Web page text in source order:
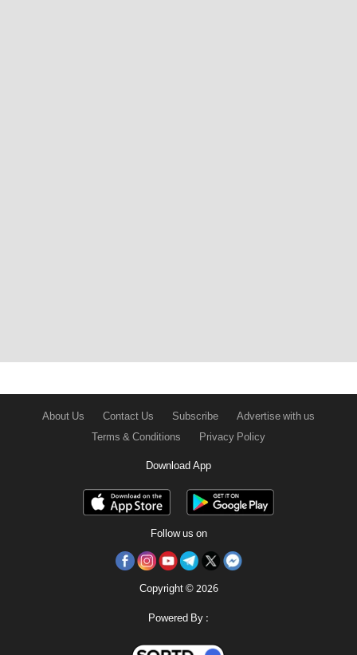
About Us Contact Us Subscribe
Advertise with us
Terms & Conditions
Privacy Policy
Download App
Follow us on
Copyright © 2026
Powered By :